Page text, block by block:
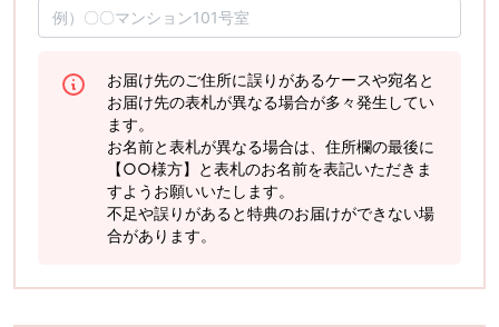
お届け先のご住所に誤りがあるケースや宛名と
お届け先の表札が異なる場合が多々発生してい
ます。
お名前と表札が異なる場合は、住所欄の最後に
【○○様方】と表札のお名前を表記いただきま
すようお願いいたします。
不足や誤りがあると特典のお届けができない場
合があります。